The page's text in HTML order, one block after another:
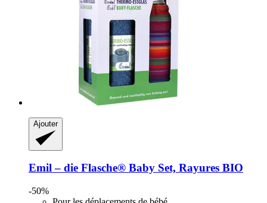
Ajouter
Emil – die Flasche® Baby Set, Rayures BIO
-50%